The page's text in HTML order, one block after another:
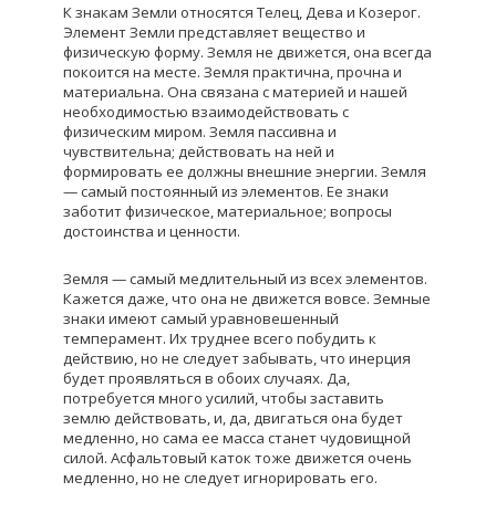
К знакам Земли относятся Телец, Дева и Козерог.
Элемент Земли представляет вещество и
физическую форму. Земля не движется, она всегда
покоится на месте. Земля практична, прочна и
материальна. Она связана с материей и нашей
необходимостью взаимодействовать с
физическим миром. Земля пассивна и
чувствительна; действовать на ней и
формировать ее должны внешние энергии. Земля
— самый постоянный из элементов. Ее знаки
заботит физическое, материальное; вопросы
достоинства и ценности.
Земля — самый медлительный из всех элементов.
Кажется даже, что она не движется вовсе. Земные
знаки имеют самый уравновешенный
темперамент. Их труднее всего побудить к
действию, но не следует забывать, что инерция
будет проявляться в обоих случаях. Да,
потребуется много усилий, чтобы заставить
землю действовать, и, да, двигаться она будет
медленно, но сама ее масса станет чудовищной
силой. Асфальтовый каток тоже движется очень
медленно, но не следует игнорировать его.